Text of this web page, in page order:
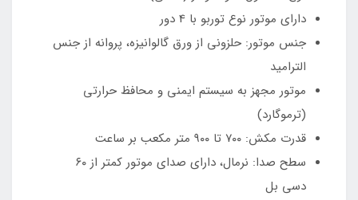
دارای موتور نوع توربو با 4 دور
جنس موتور: حلزونی از ورق گالوانیزه، پروانه از جنس
الترامید
موتور مجهز به سیستم ایمنی و محافظ حرارتی
(ترموگارد)
قدرت مکش: ۷۰۰ تا ۹۰۰ متر مکعب بر ساعت
سطح صدا: نرمال، دارای صدای موتور کمتر از ۶۰
دسی بل